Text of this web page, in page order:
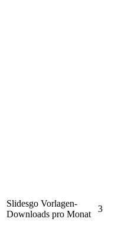
Slidesgo Vorlagen-
Downloads pro Monat
3